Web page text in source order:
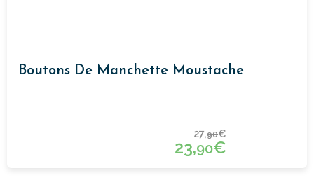
Boutons De Manchette Moustache
27,90€
23,90€